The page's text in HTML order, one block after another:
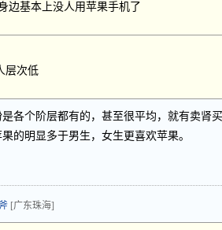
边基本上没人用苹果手机了
层次低
各个阶层都有的，甚至很平均，就有卖肾
的明显多于男生，女生更喜欢苹果。
[广东珠海]